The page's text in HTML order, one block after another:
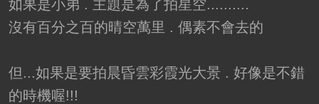
如果是小弟 . 主題是為了拍星空..........
沒有百分之百的晴空萬里 . 偶素不會去的
但...如果是要拍晨昏雲彩霞光大景 . 好像是不錯
的時機喔!!!